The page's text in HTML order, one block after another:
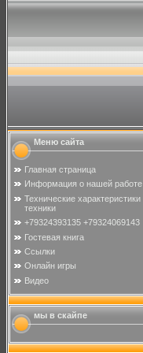
Меню сайта
Главная страница
Информация о нашей работе
Технические характеристики
техники
+79324393135 +79324069143
Гостевая книга
Ссылки
Онлайн игры
Видео
мы в скайпе